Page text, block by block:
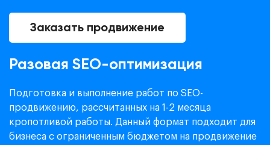
Заказать продвижение
Разовая SEO-оптимизация
Подготовка и выполнение работ по SEO-
продвижению, рассчитанных на 1-2 месяца
кропотливой работы. Данный формат подходит для
бизнеса с ограниченным бюджетом на продвижение